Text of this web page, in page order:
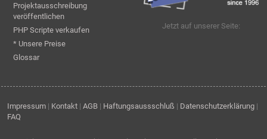
Projektausschreibung
veröffentlichen
PHP Scripte verkaufen
* Unsere Preise
Glossar
Jetzt auf unserer Seite:
Impressum | Kontakt | AGB | Haftungsaussschluß | Datenschutzerklärung |
FAQ